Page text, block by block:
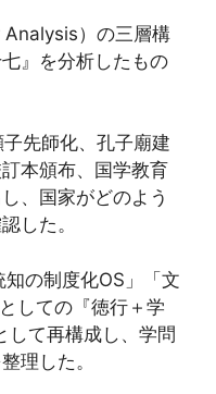
）の三層構
』を分析したもの
先師化、孔子廟建
本頒布、国学教育
、国家がどのよう
した。
の制度化OS」「文
しての『徳行＋学
して再構成し、学問
理した。